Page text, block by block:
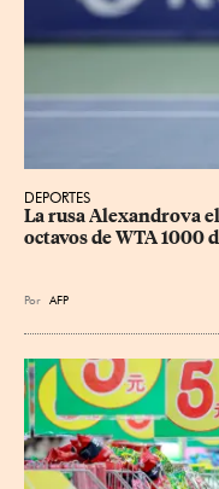
DEPORTES
La rusa Alexandrova
octavos de WTA 1000
Por AFP